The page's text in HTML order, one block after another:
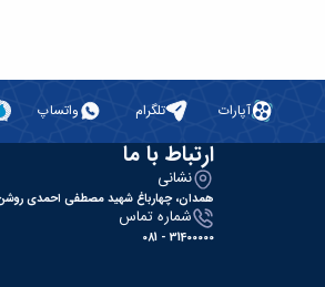
آپارات تلگرام واتساپ
ارتباط با ما
نشانی
همدان، چهارباغ شهید مصطفی احمدی
شماره تماس
31400000 - 081